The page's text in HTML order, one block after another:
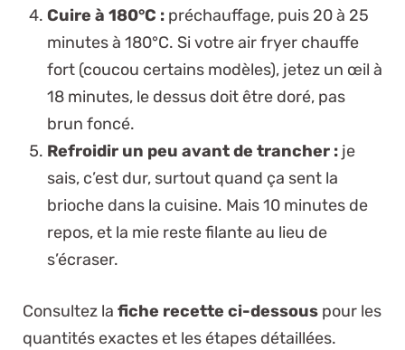
Cuire à 180°C : préchauffage, puis 20 à 25
minutes à 180°C. Si votre air fryer chauffe
fort (coucou certains modèles), jetez un œil à
18 minutes, le dessus doit être doré, pas
brun foncé.
Refroidir un peu avant de trancher : je
sais, c’est dur, surtout quand ça sent la
brioche dans la cuisine. Mais 10 minutes de
repos, et la mie reste filante au lieu de
s’écraser.
Consultez la fiche recette ci-dessous pour les
quantités exactes et les étapes détaillées.